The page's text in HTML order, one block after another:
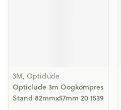
3M, Opticlude
Opticlude 3m Oogkompres
Stand 82mmx57mm 20 1539